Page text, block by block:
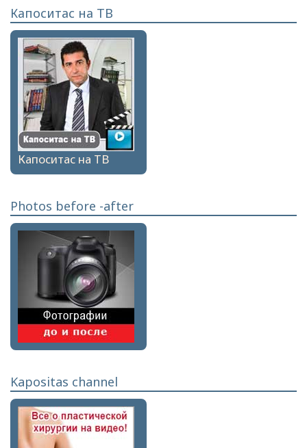
Капоситас на ТВ
Капоситас на ТВ
Photos before -after
Kapositas channel